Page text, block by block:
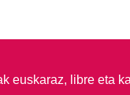
euskaraz, libre eta